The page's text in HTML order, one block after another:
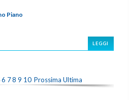
Piano
LEGGI
6 78 9 10 Prossima Ultima